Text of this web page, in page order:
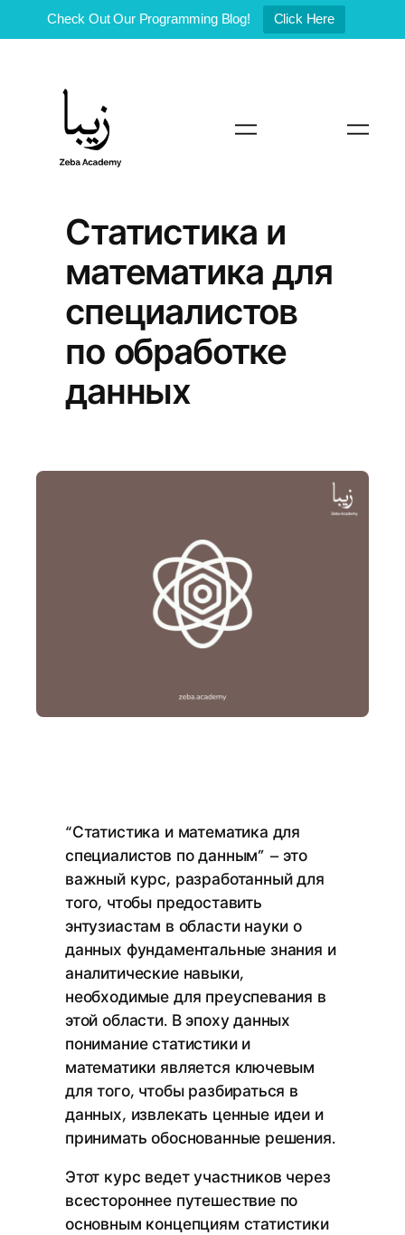
Check Out Our Programming Blog! Click Here
Статистика и
математика для
специалистов
по обработке
данных
“Статистика и математика для
специалистов по данным” – это
важный курс, разработанный для
того, чтобы предоставить
энтузиастам в области науки о
данных фундаментальные знания и
аналитические навыки,
необходимые для преуспевания в
этой области. В эпоху данных
понимание статистики и
математики является ключевым
для того, чтобы разбираться в
данных, извлекать ценные идеи и
принимать обоснованные решения.
Этот курс ведет участников через
всестороннее путешествие по
основным концепциям статистики